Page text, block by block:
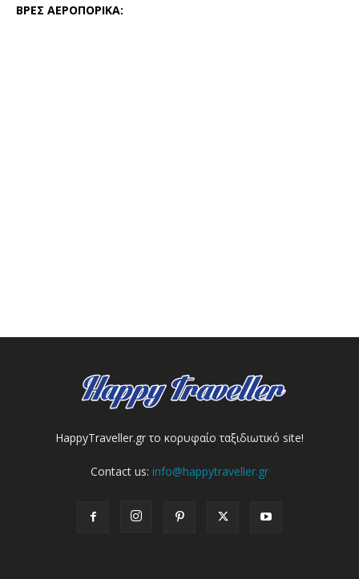
ΒΡΕΣ ΑΕΡΟΠΟΡΙΚΑ:
HappyTraveller.gr το κορυφαίο ταξιδιωτικό site!
Contact us: info@happytraveller.gr